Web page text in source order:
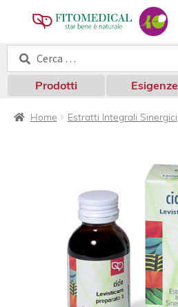
Cerca:
Cerca
Prodotti Esigenze
Home Estratti Integrali Sinergici